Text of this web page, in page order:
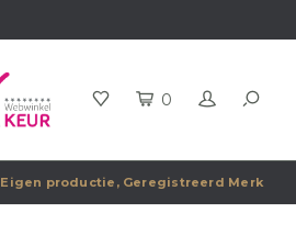
0
Eigen productie, Geregistreerd Merk